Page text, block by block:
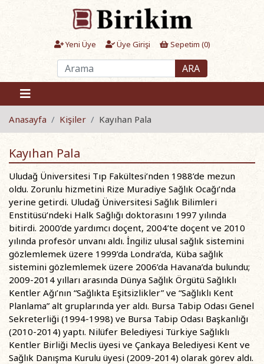
Yeni Üye Üye Girişi Sepetim (0)
ARA
Anasayfa Kişiler Kayıhan Pala
Kayıhan Pala
Uludağ Üniversitesi Tıp Fakültesi’nden 1988’de mezun
oldu. Zorunlu hizmetini Rize Muradiye Sağlık Ocağı’nda
yerine getirdi. Uludağ Üniversitesi Sağlık Bilimleri
Enstitüsü’ndeki Halk Sağlığı doktorasını 1997 yılında
bitirdi. 2000’de yardımcı doçent, 2004’te doçent ve 2010
yılında profesör unvanı aldı. İngiliz ulusal sağlık sistemini
gözlemlemek üzere 1999’da Londra’da, Küba sağlık
sistemini gözlemlemek üzere 2006’da Havana’da bulundu;
2009-2014 yılları arasında Dünya Sağlık Örgütü Sağlıklı
Kentler Ağı’nın “Sağlıkta Eşitsizlikler” ve “Sağlıklı Kent
Planlama” alt gruplarında yer aldı. Bursa Tabip Odası Genel
Sekreterliği (1994-1998) ve Bursa Tabip Odası Başkanlığı
(2010-2014) yaptı. Nilüfer Belediyesi Türkiye Sağlıklı
Kentler Birliği Meclis üyesi ve Çankaya Belediyesi Kent ve
Sağlık Danışma Kurulu üyesi (2009-2014) olarak görev aldı.